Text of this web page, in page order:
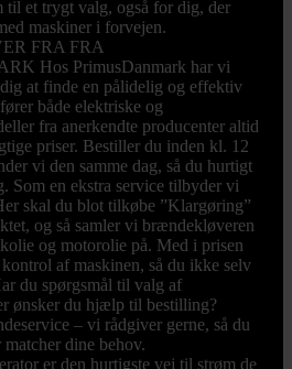
til et trygt valg, også for dig, der
maskiner i forvejen.
FRA FRA
Hos PrimusDanmark har vi
at finde en pålidelig og effektiv
både elektriske og
fra anerkendte producenter altid
priser. Bestiller du inden kl. 12
vi den samme dag, så du hurtigt
Som en ekstra service tilbyder vi
skal du blot tilkøbe ”Klargøring”
og så samler vi brændekløveren
og motorolie på. Med i prisen
kontrol af maskinen, så du ikke selv
du spørgsmål til valg af
ønsker du hjælp til bestilling?
– vi rådgiver gerne, så du
dine behov.
er den hurtigste vej til strøm de